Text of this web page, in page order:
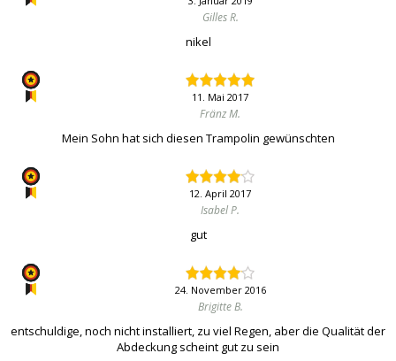
Gilles R.
nikel
11. Mai 2017
Fränz M.
Mein Sohn hat sich diesen Trampolin gewünschten
12. April 2017
Isabel P.
gut
24. November 2016
Brigitte B.
entschuldige, noch nicht installiert, zu viel Regen, aber die Qualität der
Abdeckung scheint gut zu sein